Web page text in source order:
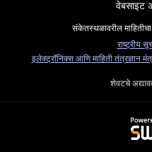
वेबसाइट
संकेतस्थळावरील माहितीचा
राष्ट्रीय
इलेक्ट्रॉनिक्स आणि माहिती तंत्रज्ञान
शेवटचे